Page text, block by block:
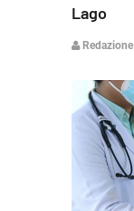
Lago
Redazione